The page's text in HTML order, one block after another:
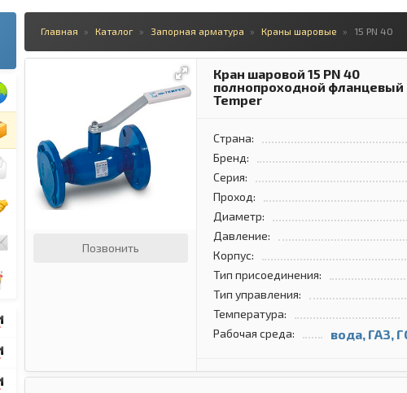
Главная Каталог Запорная арматура Краны шаровые 15 PN 40
Позвонить
Кран шаровой 15 PN 40
полнопроходной фланцевый
Temper
Страна:
Бренд:
Серия:
Проход:
Диаметр:
Давление:
Корпус:
Тип присоединения:
Тип управления:
Температура:
Рабочая среда: вода, ГАЗ,